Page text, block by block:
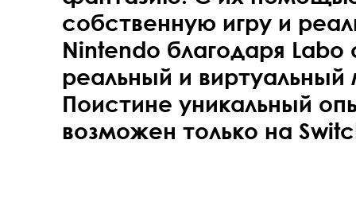
собственную игру и
Nintendo благодаря Labo
реальный и
Поистине уникальный
возможен только на